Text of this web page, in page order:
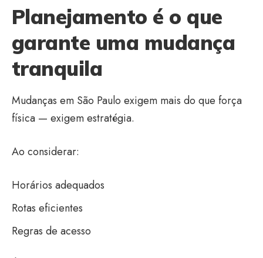
Planejamento é o que
garante uma mudança
tranquila
Mudanças em São Paulo exigem mais do que força
física — exigem estratégia.
Ao considerar:
Horários adequados
Rotas eficientes
Regras de acesso